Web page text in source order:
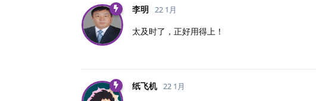
李明 22 1月
太及时了，正好用得上！
纸飞机 22 1月